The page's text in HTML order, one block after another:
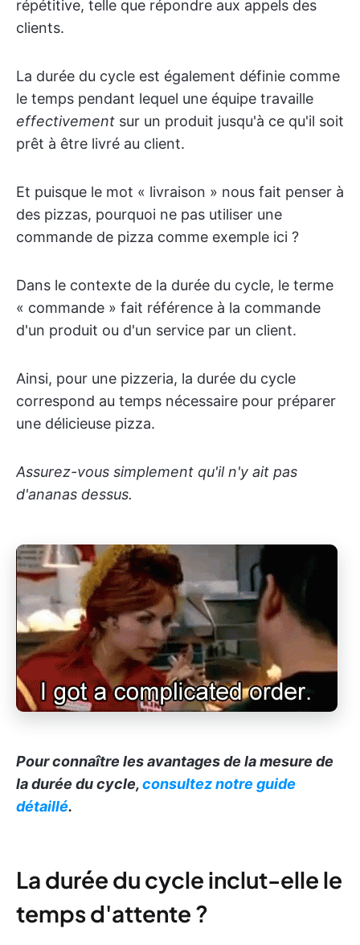
répétitive, telle que répondre aux appels des
clients.
La durée du cycle est également définie comme
le temps pendant lequel une équipe travaille
effectivement sur un produit jusqu'à ce qu'il soit
prêt à être livré au client.
Et puisque le mot « livraison » nous fait penser à
des pizzas, pourquoi ne pas utiliser une
commande de pizza comme exemple ici ?
Dans le contexte de la durée du cycle, le terme
« commande » fait référence à la commande
d'un produit ou d'un service par un client.
Ainsi, pour une pizzeria, la durée du cycle
correspond au temps nécessaire pour préparer
une délicieuse pizza.
Assurez-vous simplement qu'il n'y ait pas
d'ananas dessus.
Pour connaître les avantages de la mesure de
la durée du cycle,consultez notre guide
détaillé.
La durée du cycle inclut-elle le
temps d'attente ?